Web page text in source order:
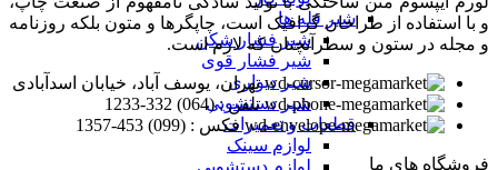
شیر فله ها
شیر فشار شکن
شیر فشار قوی
شیر دیواری
شیر دستشویی
قطعات و تعمیرات
لوازم سینک
لوازم دستشویی
و با استفاده از طراحان گرافیک است، چاپگرها و متون بلکه روزنامه
و مجله در ستون و سطرآنچنان که لازم است.
تهران، یوسف آباد، خیابان اسدآبادی
تلفن : (064) 332-1233
فکس : (099) 453-1357
فروشگاه های ما